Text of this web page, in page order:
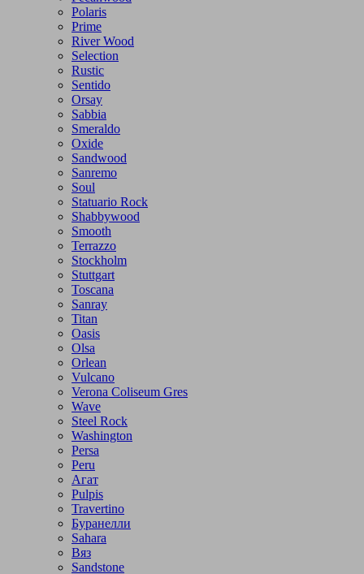
Polaris
Prime
River Wood
Selection
Rustic
Sentido
Orsay
Sabbia
Smeraldo
Oxide
Sandwood
Sanremo
Soul
Statuario Rock
Shabbywood
Smooth
Terrazzo
Stockholm
Stuttgart
Toscana
Sanray
Titan
Oasis
Olsa
Orlean
Vulcano
Verona Coliseum Gres
Wave
Steel Rock
Washington
Persa
Peru
Агат
Pulpis
Travertino
Буранелли
Sahara
Вяз
Sandstone